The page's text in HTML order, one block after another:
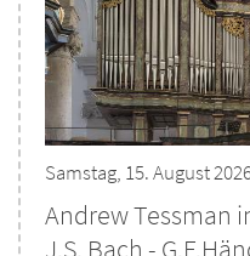
Samstag, 15. August
Andrew Tessman